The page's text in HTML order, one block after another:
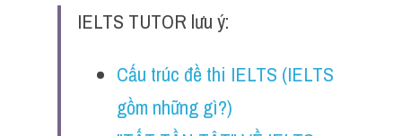
IELTS TUTOR lưu ý:
Cấu trúc đề thi IELTS (IELTS
gồm những gì?)